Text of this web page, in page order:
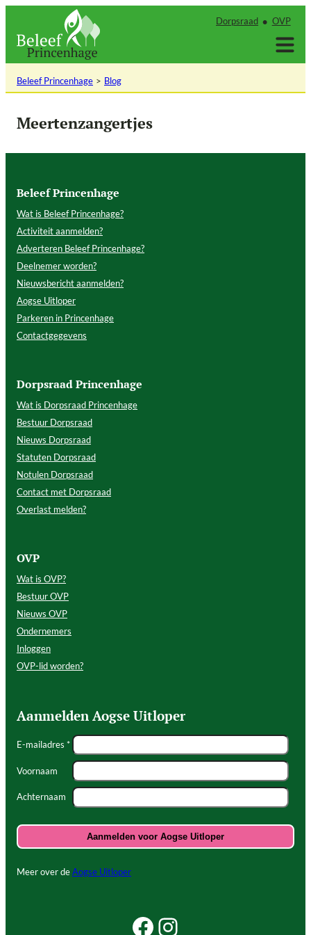
inhoud
Dorpsraad OVP
Beleef Princenhage Blog
Meertenzangertjes
Beleef Princenhage
Wat is Beleef Princenhage?
Activiteit aanmelden?
Adverteren Beleef Princenhage?
Deelnemer worden?
Nieuwsbericht aanmelden?
Aogse Uitloper
Parkeren in Princenhage
Contactgegevens
Dorpsraad Princenhage
Wat is Dorpsraad Princenhage
Bestuur Dorpsraad
Nieuws Dorpsraad
Statuten Dorpsraad
Notulen Dorpsraad
Contact met Dorpsraad
Overlast melden?
OVP
Wat is OVP?
Bestuur OVP
Nieuws OVP
Ondernemers
Inloggen
OVP-lid worden?
Aanmelden Aogse Uitloper
E-mailadres *
Voornaam
Achternaam
Meer over deAogse Uitloper
Facebook Beleef Princenhage
Instagram Beleef Princenhage